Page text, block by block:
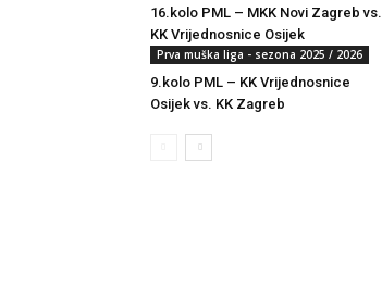
16.kolo PML – MKK Novi Zagreb vs.
KK Vrijednosnice Osijek
Prva muška liga - sezona 2025 / 2026
9.kolo PML – KK Vrijednosnice
Osijek vs. KK Zagreb